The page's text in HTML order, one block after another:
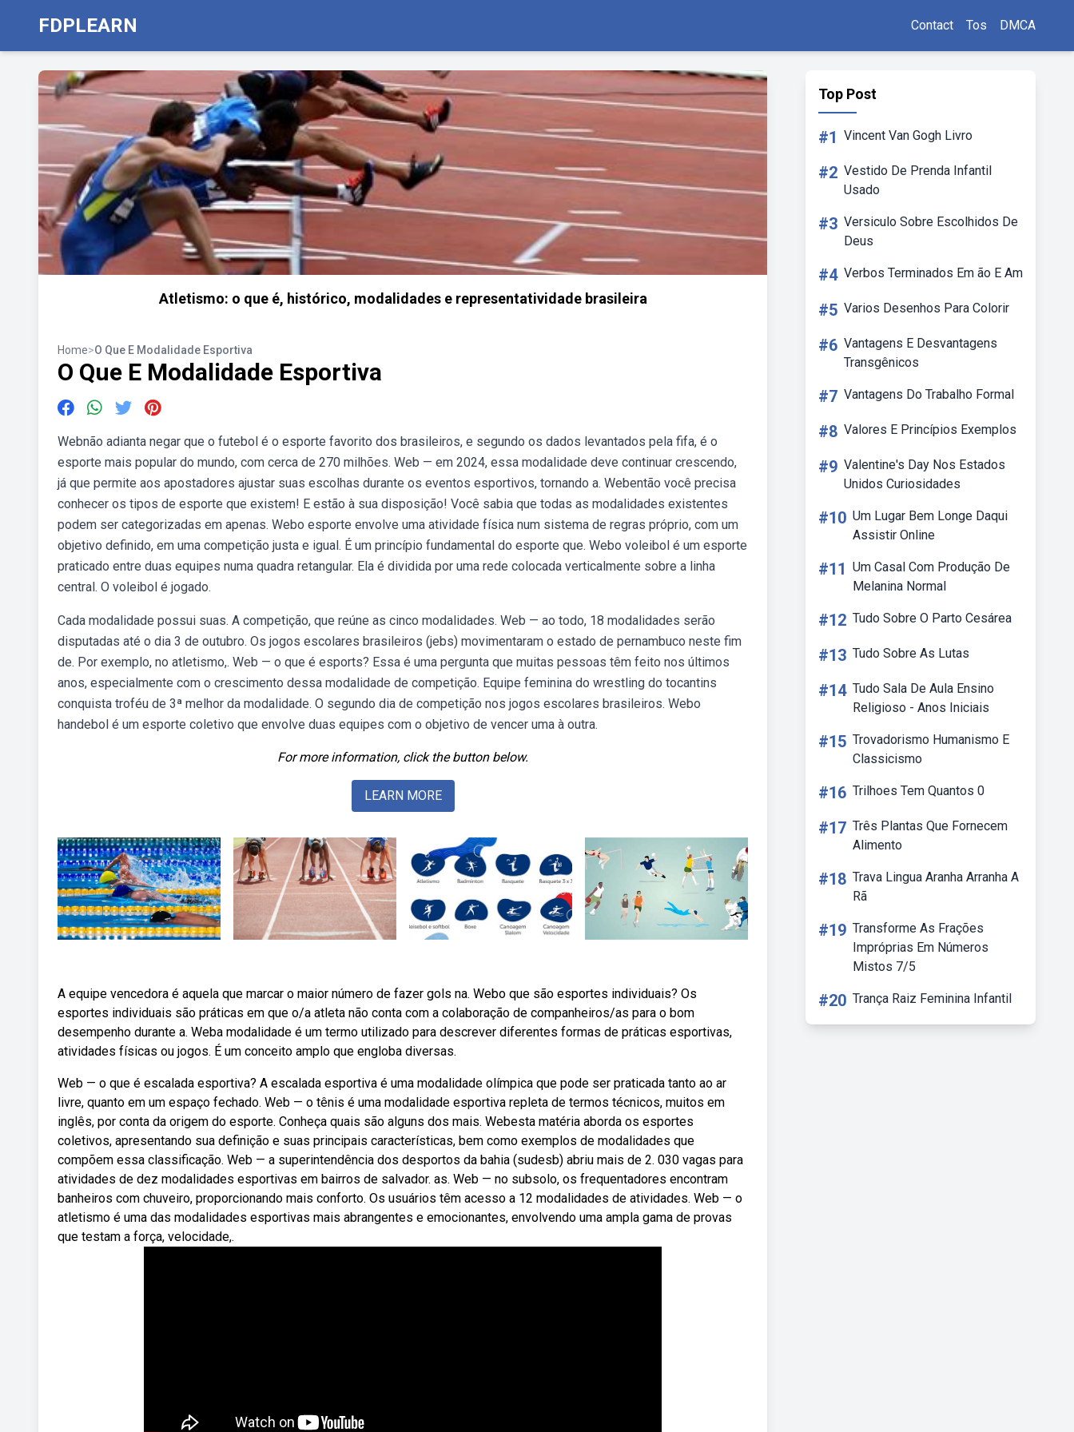
FDPLEARN Contact Tos DMCA
Atletismo: o que é, histórico, modalidades e representatividade brasileira
Home>O Que E Modalidade Esportiva
O Que E Modalidade Esportiva
Webnão adianta negar que o futebol é o esporte favorito dos brasileiros, e segundo os dados levantados pela fifa, é o
esporte mais popular do mundo, com cerca de 270 milhões. Web — em 2024, essa modalidade deve continuar crescendo,
já que permite aos apostadores ajustar suas escolhas durante os eventos esportivos, tornando a. Webentão você precisa
conhecer os tipos de esporte que existem! E estão à sua disposição! Você sabia que todas as modalidades existentes
podem ser categorizadas em apenas. Webo esporte envolve uma atividade física num sistema de regras próprio, com um
objetivo definido, em uma competição justa e igual. É um princípio fundamental do esporte que. Webo voleibol é um esporte
praticado entre duas equipes numa quadra retangular. Ela é dividida por uma rede colocada verticalmente sobre a linha
central. O voleibol é jogado.
Cada modalidade possui suas. A competição, que reúne as cinco modalidades. Web — ao todo, 18 modalidades serão
disputadas até o dia 3 de outubro. Os jogos escolares brasileiros (jebs) movimentaram o estado de pernambuco neste fim
de. Por exemplo, no atletismo,. Web — o que é esports? Essa é uma pergunta que muitas pessoas têm feito nos últimos
anos, especialmente com o crescimento dessa modalidade de competição. Equipe feminina do wrestling do tocantins
conquista troféu de 3ª melhor da modalidade. O segundo dia de competição nos jogos escolares brasileiros. Webo
handebol é um esporte coletivo que envolve duas equipes com o objetivo de vencer uma à outra.
For more information, click the button below.
LEARN MORE
A equipe vencedora é aquela que marcar o maior número de fazer gols na. Webo que são esportes individuais? Os
esportes individuais são práticas em que o/a atleta não conta com a colaboração de companheiros/as para o bom
desempenho durante a. Weba modalidade é um termo utilizado para descrever diferentes formas de práticas esportivas,
atividades físicas ou jogos. É um conceito amplo que engloba diversas.
Web — o que é escalada esportiva? A escalada esportiva é uma modalidade olímpica que pode ser praticada tanto ao ar
livre, quanto em um espaço fechado. Web — o tênis é uma modalidade esportiva repleta de termos técnicos, muitos em
inglês, por conta da origem do esporte. Conheça quais são alguns dos mais. Webesta matéria aborda os esportes
coletivos, apresentando sua definição e suas principais características, bem como exemplos de modalidades que
compõem essa classificação. Web — a superintendência dos desportos da bahia (sudesb) abriu mais de 2. 030 vagas para
atividades de dez modalidades esportivas em bairros de salvador. as. Web — no subsolo, os frequentadores encontram
banheiros com chuveiro, proporcionando mais conforto. Os usuários têm acesso a 12 modalidades de atividades. Web — o
atletismo é uma das modalidades esportivas mais abrangentes e emocionantes, envolvendo uma ampla gama de provas
que testam a força, velocidade,.
Top Post
#1 Vincent Van Gogh Livro
#2 Vestido De Prenda Infantil
Usado
#3 Versiculo Sobre Escolhidos De
Deus
#4 Verbos Terminados Em ão E Am
#5 Varios Desenhos Para Colorir
#6 Vantagens E Desvantagens
Transgênicos
#7 Vantagens Do Trabalho Formal
#8 Valores E Princípios Exemplos
#9 Valentine's Day Nos Estados
Unidos Curiosidades
#10 Um Lugar Bem Longe Daqui
Assistir Online
#11 Um Casal Com Produção De
Melanina Normal
#12 Tudo Sobre O Parto Cesárea
#13 Tudo Sobre As Lutas
#14 Tudo Sala De Aula Ensino
Religioso - Anos Iniciais
#15 Trovadorismo Humanismo E
Classicismo
#16 Trilhoes Tem Quantos 0
#17 Três Plantas Que Fornecem
Alimento
#18 Trava Lingua Aranha Arranha A
Rã
#19 Transforme As Frações
Impróprias Em Números
Mistos 7/5
#20 Trança Raiz Feminina Infantil